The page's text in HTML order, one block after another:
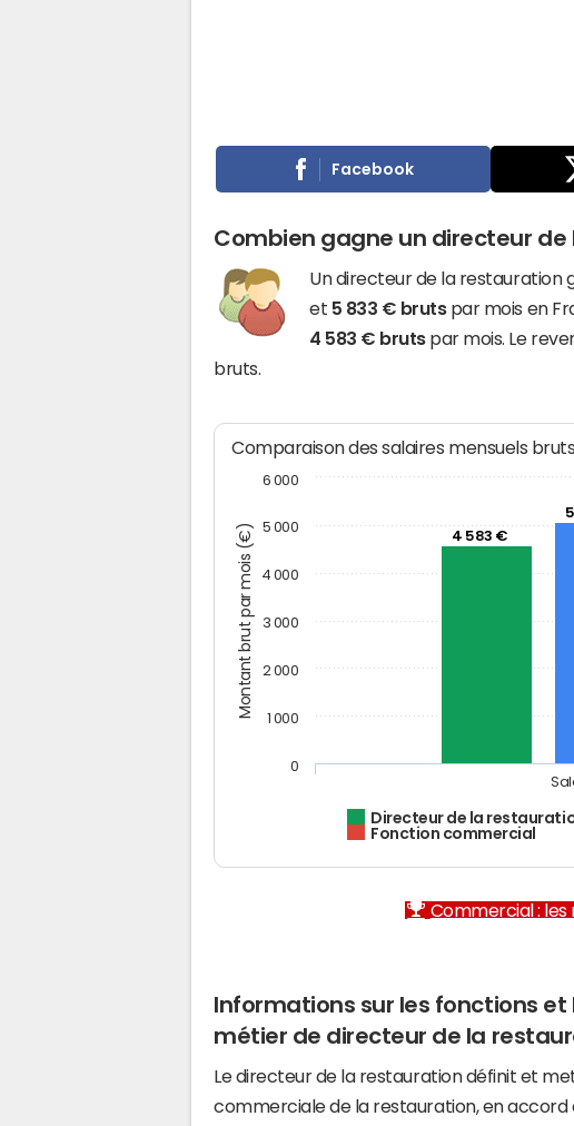
Facebook
Combien gagne un directeur de
Un directeur de la restauration
et 5 833 € brutspar mois en
4 583 € brutspar mois. Le
bruts.
Montant brut par mois (€)
Comparaison des salaires mensuels bruts
4 583 €
Directeur de la
Fonction commercial
0
1 000
2 000
3 000
4 000
5 000
6 000
Commercial : les
Informations sur les fonctions
métier de directeur de la
Le directeur de la restauration définit et
commerciale de la restauration, en